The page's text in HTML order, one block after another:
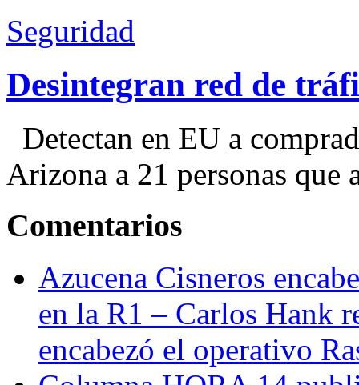
Seguridad
Desintegran red de
Detectan en EU a
Arizona a 21 personas que
Comentarios
Azucena Cisneros
en la R1 – Carlos Hank
encabezó el operativo